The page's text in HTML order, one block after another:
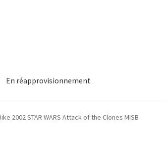
En réapprovisionnement
2002 STAR WARS Attack of the Clones MISB